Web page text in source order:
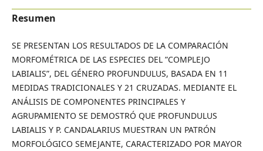
Resumen
SE PRESENTAN LOS RESULTADOS DE LA COMPARACIÓN
MORFOMÉTRICA DE LAS ESPECIES DEL ”COMPLEJO
LABIALIS”, DEL GÉNERO PROFUNDULUS, BASADA EN 11
MEDIDAS TRADICIONALES Y 21 CRUZADAS. MEDIANTE EL
ANÁLISIS DE COMPONENTES PRINCIPALES Y
AGRUPAMIENTO SE DEMOSTRÓ QUE PROFUNDULUS
LABIALIS Y P. CANDALARIUS MUESTRAN UN PATRÓN
MORFOLÓGICO SEMEJANTE, CARACTERIZADO POR MAYOR